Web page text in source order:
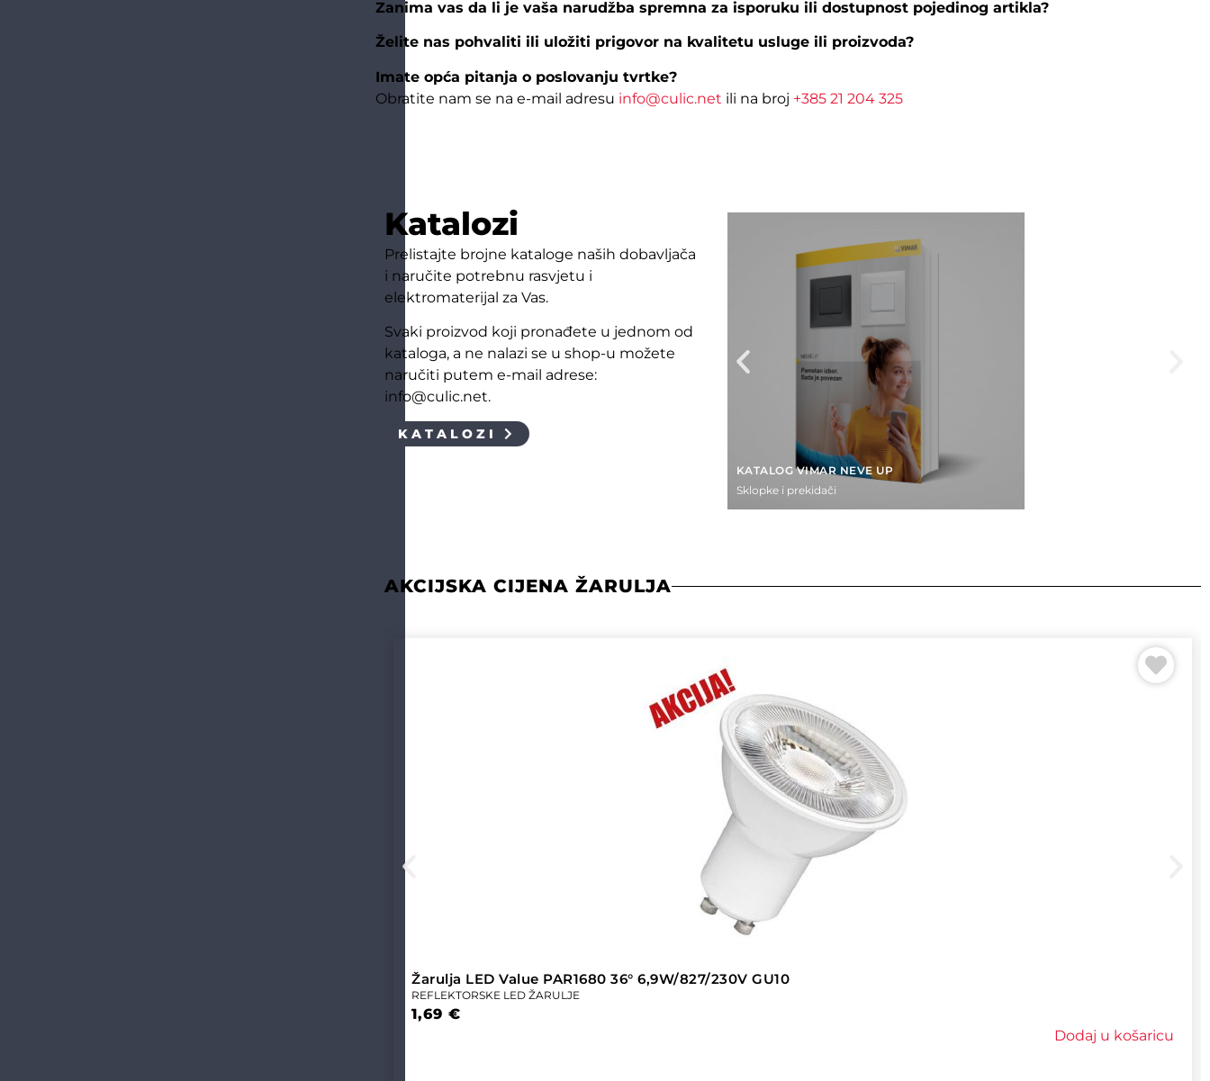
Zanima vas da li je vaša narudžba spremna za isporuku ili dostupnost pojedinog artikla?
Želite nas pohvaliti ili uložiti prigovor na kvalitetu usluge ili proizvoda?
Imate opća pitanja o poslovanju tvrtke?
Obratite nam se na e-mail adresu info@culic.net ili na broj +385 21 204 325
Katalozi
Prelistajte brojne kataloge naših dobavljača
i naručite potrebnu rasvjetu i
elektromaterijal za Vas.
Svaki proizvod koji pronađete u jednom od
kataloga, a ne nalazi se u shop-u možete
naručiti putem e-mail adrese:
info@culic.net.
KATALOZI
KATALOG VIMAR NEVE UP
Sklopke i prekidači
AKCIJSKA CIJENA ŽARULJA
Žarulja LED Value PAR1680 36° 6,9W/827/230V GU10
REFLEKTORSKE LED ŽARULJE
1,69€
Dodaj u košaricu